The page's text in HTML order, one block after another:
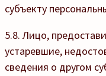
субъекту
5.8. Лицо,
устаревшие,
сведения о другом